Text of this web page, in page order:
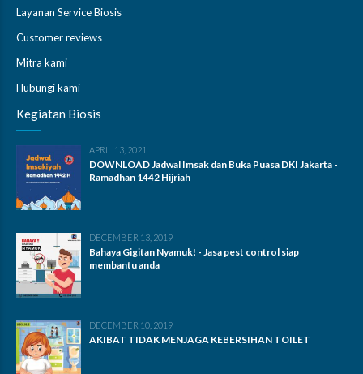
Layanan Service Biosis
Customer reviews
Mitra kami
Hubungi kami
Kegiatan Biosis
APRIL 13, 2021
DOWNLOAD Jadwal Imsak dan Buka Puasa DKI Jakarta -
Ramadhan 1442 Hijriah
DECEMBER 13, 2019
Bahaya Gigitan Nyamuk! - Jasa pest control siap
membantu anda
DECEMBER 10, 2019
AKIBAT TIDAK MENJAGA KEBERSIHAN TOILET